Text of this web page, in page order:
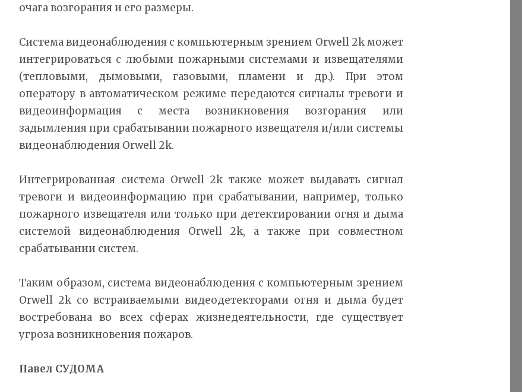
очага возгорания и его размеры.
Система видеонаблюдения с компьютерным зрением Orwell 2k может
интегрироваться с любыми пожарными системами и извещателями
(тепловыми, дымовыми, газовыми, пламени и др.). При этом
оператору в автоматическом режиме передаются сигналы тревоги и
видеоинформация с места возникновения возгорания или
задымления при срабатывании пожарного извещателя и/или системы
видеонаблюдения Orwell 2k.
Интегрированная система Orwell 2k также может выдавать сигнал
тревоги и видеоинформацию при срабатывании, например, только
пожарного извещателя или только при детектировании огня и дыма
системой видеонаблюдения Orwell 2k, а также при совместном
срабатывании систем.
Таким образом, система видеонаблюдения с компьютерным зрением
Orwell 2k со встраиваемыми видеодетекторами огня и дыма будет
востребована во всех сферах жизнедеятельности, где существует
угроза возникновения пожаров.
Павел СУДОМА